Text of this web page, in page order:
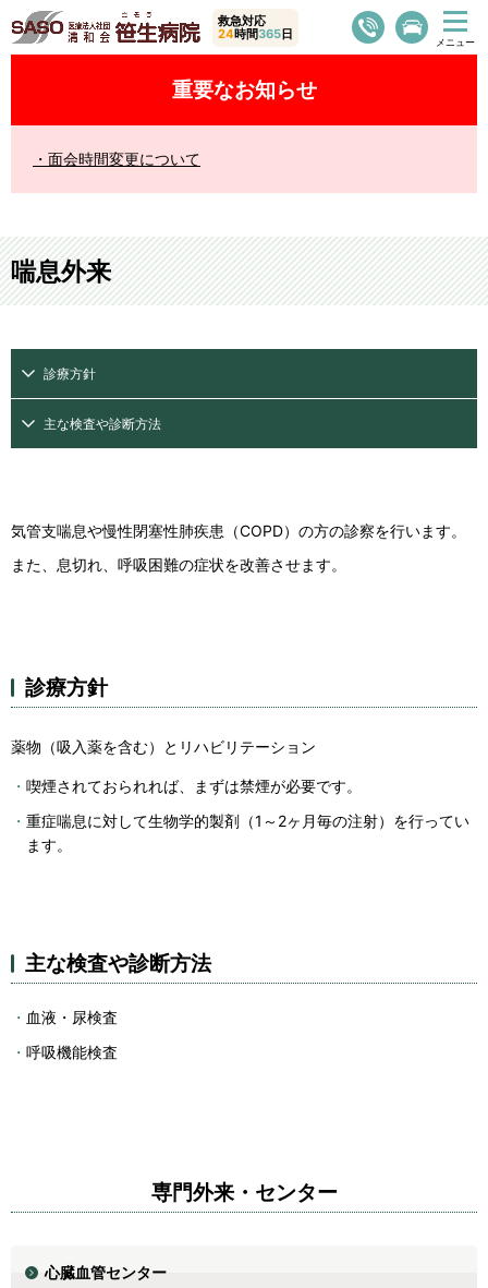
救急対応
24時間365日
重要なお知らせ
面会時間変更について
喘息外来
診療方針
主な検査や診断方法
気管支喘息や慢性閉塞性肺疾患（COPD）の方の診察を行います。
また、息切れ、呼吸困難の症状を改善させます。
診療方針
薬物（吸入薬を含む）とリハビリテーション
喫煙されておられれば、まずは禁煙が必要です。
重症喘息に対して生物学的製剤（1～2ヶ月毎の注射）を行ってい
ます。
主な検査や診断方法
血液・尿検査
呼吸機能検査
専門外来・センター
心臓血管センター